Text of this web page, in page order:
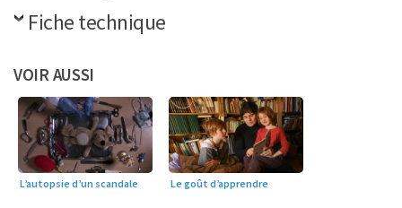
Fiche technique
VOIR AUSSI
L’autopsie d’un scandale Le goût d’apprendre